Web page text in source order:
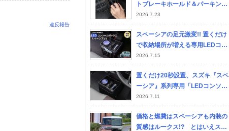
違反報告
トブレーキホールド＆パーキング
ブレーキキット」登場
2026.7.23
スペーシアの足元激変!! 置くだけ
で収納場所が増える専用LEDコン
ソール登場!!
2026.7.15
置くだけ20秒設置、スズキ『スペ
ーシア』系列専用「LEDコンソー
ルボックス」発売
2026.7.11
価格と燃費はスペーシアも内装の
質感はルークス!? とはいえスペ